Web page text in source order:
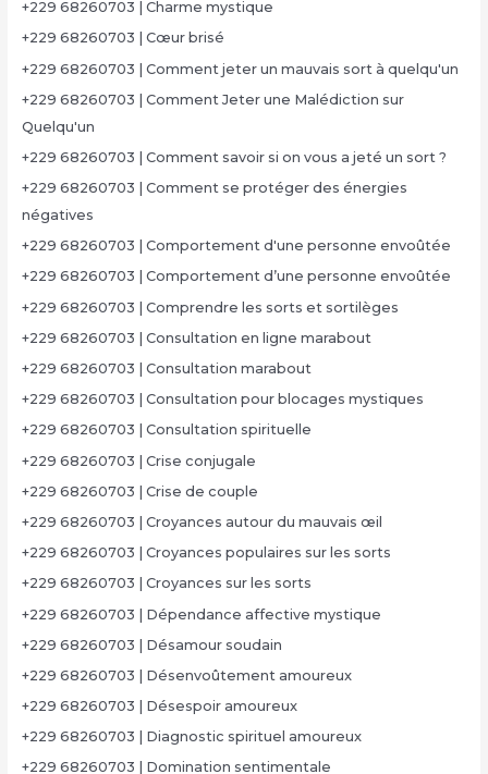
+229 68260703 | Charme mystique
+229 68260703 | Cœur brisé
+229 68260703 | Comment jeter un mauvais sort à quelqu'un
+229 68260703 | Comment Jeter une Malédiction sur
Quelqu'un
+229 68260703 | Comment savoir si on vous a jeté un sort ?
+229 68260703 | Comment se protéger des énergies
négatives
+229 68260703 | Comportement d'une personne envoûtée
+229 68260703 | Comportement d’une personne envoûtée
+229 68260703 | Comprendre les sorts et sortilèges
+229 68260703 | Consultation en ligne marabout
+229 68260703 | Consultation marabout
+229 68260703 | Consultation pour blocages mystiques
+229 68260703 | Consultation spirituelle
+229 68260703 | Crise conjugale
+229 68260703 | Crise de couple
+229 68260703 | Croyances autour du mauvais œil
+229 68260703 | Croyances populaires sur les sorts
+229 68260703 | Croyances sur les sorts
+229 68260703 | Dépendance affective mystique
+229 68260703 | Désamour soudain
+229 68260703 | Désenvoûtement amoureux
+229 68260703 | Désespoir amoureux
+229 68260703 | Diagnostic spirituel amoureux
+229 68260703 | Domination sentimentale